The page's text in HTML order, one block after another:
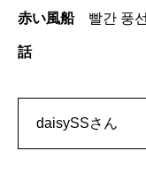
赤い風船빨간 풍
話
daisySSさん